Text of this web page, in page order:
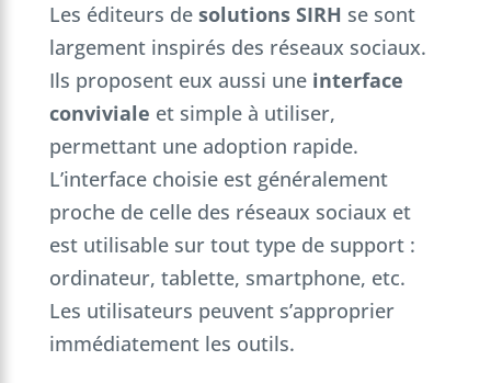
Les éditeurs de solutions SIRH se sont
largement inspirés des réseaux sociaux.
Ils proposent eux aussi une interface
conviviale et simple à utiliser,
permettant une adoption rapide.
L’interface choisie est généralement
proche de celle des réseaux sociaux et
est utilisable sur tout type de support :
ordinateur, tablette, smartphone, etc.
Les utilisateurs peuvent s’approprier
immédiatement les outils.